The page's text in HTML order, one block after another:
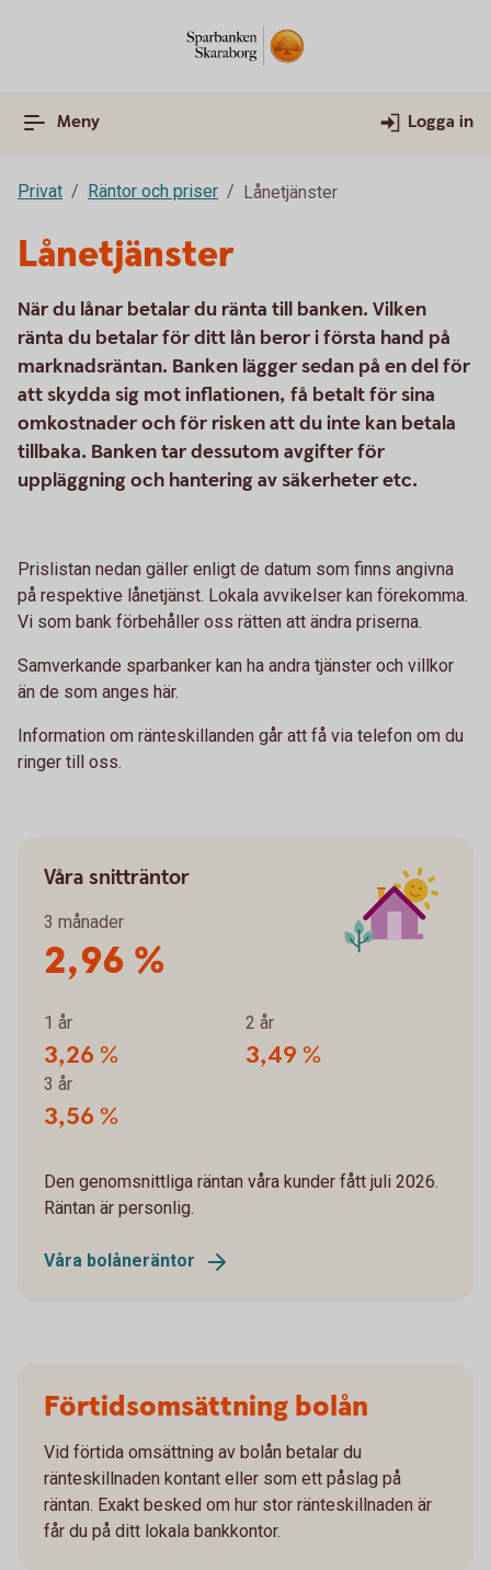
Meny Logga in
Privat Räntor och priser Lånetjänster
Lånetjänster
När du lånar betalar du ränta till banken. Vilken
ränta du betalar för ditt lån beror i första hand på
marknadsräntan. Banken lägger sedan på en del för
att skydda sig mot inflationen, få betalt för sina
omkostnader och för risken att du inte kan betala
tillbaka. Banken tar dessutom avgifter för
uppläggning och hantering av säkerheter etc.
Prislistan nedan gäller enligt de datum som finns angivna
på respektive lånetjänst. Lokala avvikelser kan förekomma.
Vi som bank förbehåller oss rätten att ändra priserna.
Samverkande sparbanker kan ha andra tjänster och villkor
än de som anges här.
Information om ränteskillanden går att få via telefon om du
ringer till oss.
Våra snitträntor
3 månader
2,96 %
1 år
3,26 %
2 år
3,49 %
3 år
3,56 %
Den genomsnittliga räntan våra kunder fått juli 2026.
Räntan är personlig.
Våra bolåneräntor
Förtidsomsättning bolån
Vid förtida omsättning av bolån betalar du
ränteskillnaden kontant eller som ett påslag på
räntan. Exakt besked om hur stor ränteskillnaden är
får du på ditt lokala bankkontor.